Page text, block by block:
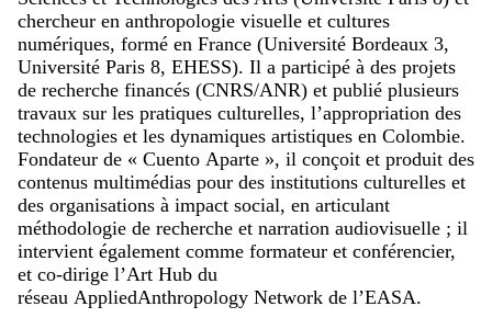
chercheur en anthropologie visuelle et cultures
numériques, formé en France (Université Bordeaux 3,
Université Paris 8, EHESS). Il a participé à des projets
de recherche financés (CNRS/ANR) et publié plusieurs
travaux sur les pratiques culturelles, l’appropriation des
technologies et les dynamiques artistiques en Colombie.
Fondateur de « Cuento Aparte », il conçoit et produit des
contenus multimédias pour des institutions culturelles et
des organisations à impact social, en articulant
méthodologie de recherche et narration audiovisuelle ; il
intervient également comme formateur et conférencier,
et co-dirige l’Art Hub du
réseau AppliedAnthropology Network de l’EASA.